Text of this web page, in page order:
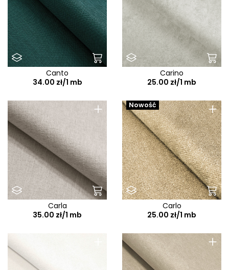
Canto
34.00 zł/1 mb
Carino
25.00 zł/1 mb
+
Carla
35.00 zł/1 mb
+
Nowość
Carlo
25.00 zł/1 mb
+